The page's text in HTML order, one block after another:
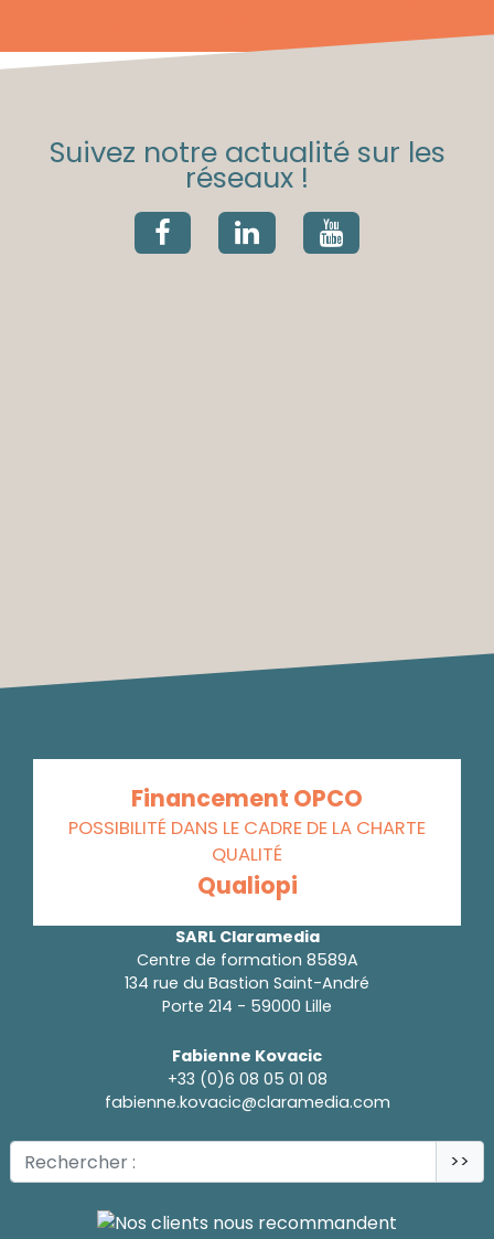
Suivez notre actualité sur les
réseaux !
Financement OPCO
POSSIBILITÉ DANS LE CADRE DE LA CHARTE
QUALITÉ
Qualiopi
SARL Claramedia
Centre de formation 8589A
134 rue du Bastion Saint-André
Porte 214 - 59000 Lille
Fabienne Kovacic
+33 (0)6 08 05 01 08
fabienne.kovacic@claramedia.com
>>